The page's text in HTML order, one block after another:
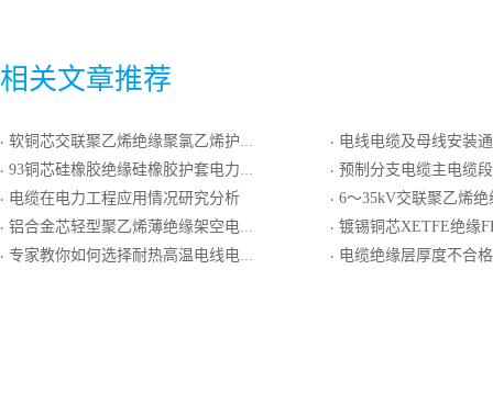
相关文章推荐
· 软铜芯交联聚乙烯绝缘聚氯乙烯护套电力电缆
· 93铜芯硅橡胶绝缘硅橡胶护套电力软电缆
· 电缆在电力工程应用情况研究分析
· 铝合金芯轻型聚乙烯薄绝缘架空电缆
· 专家教你如何选择耐热高温电线电缆
· 电线电缆及母线安装
· 预制分支电缆主电缆段短路
· 6～35kV交联聚乙烯绝
· 镀锡铜芯XETFE绝缘FEP护
· 电缆绝缘层厚度不合格会